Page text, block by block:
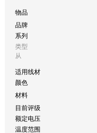
物品
品牌
系列
类型
从
适用线材
颜色
材料
目前评级
额定电压
温度范围